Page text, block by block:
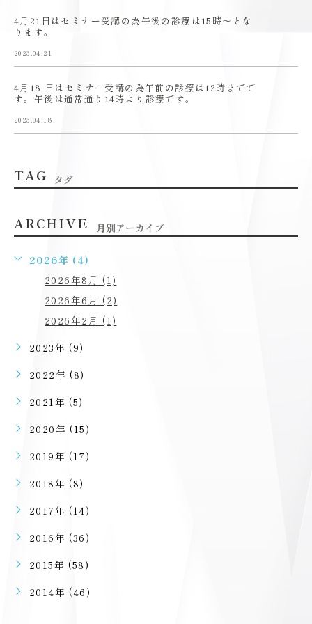
4月21日はセミナー受講の為午後の診療は15時〜とな
ります。
2023.04.21
4月18 日はセミナー受講の為午前の診療は12時までで
す。午後は通常通り14時より診療です。
2023.04.18
TAG タグ
ARCHIVE 月別アーカイブ
2026年 (4)
2026年8月 (1)
2026年6月 (2)
2026年2月 (1)
2023年 (9)
2022年 (8)
2021年 (5)
2020年 (15)
2019年 (17)
2018年 (8)
2017年 (14)
2016年 (36)
2015年 (58)
2014年 (46)